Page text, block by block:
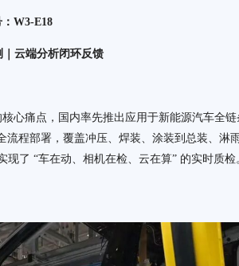
W3-E18
云端分析闭环反馈
心痛点，国内率先推出应用于新能源汽车全
流程部署，覆盖冲压、焊装、涂装到总装、淋
现了 “车在动、相机在检、云在算” 的实时质